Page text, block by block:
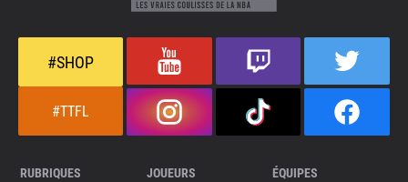
#SHOP
#TTFL
RUBRIQUES
JOUEURS ÉQUIPES